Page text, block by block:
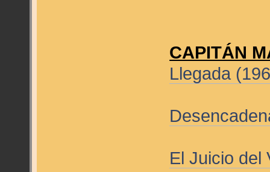
CAPITÁN
Llegada
El Juicio del